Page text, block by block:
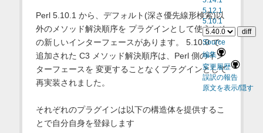
5.12.1
5.10.1
Source
編集
変更履歴
誤訳の報告
原文を表示/隠す
Perl 5.10.1 から、デフォルト(深さ優先線形検索)以
外のメソッド解決順序を プラグインとして使うため
の新しいインターフェースがあります。 5.10.0 で
追加された C3 メソッド解決順序は、Perl 側のイン
ターフェースを 変更することなくプラグインとして
再実装されました。
それぞれのプラグインは以下の構造体を提供するこ
とで自分自身を登録します